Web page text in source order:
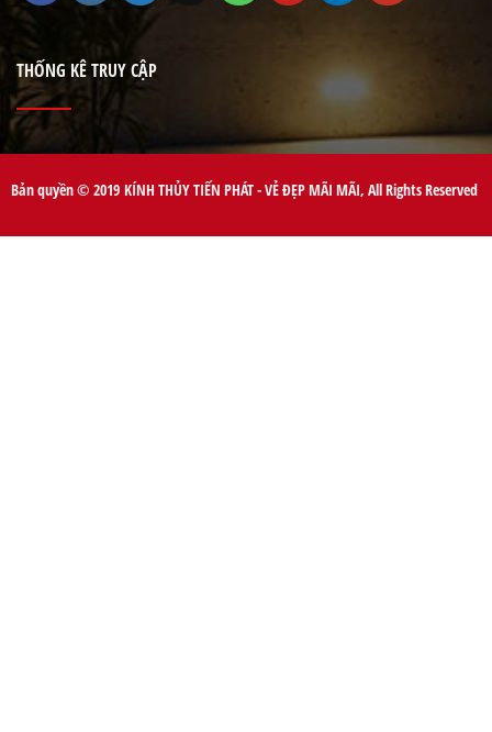
THỐNG KÊ TRUY CẬP
Bản quyền © 2019 KÍNH THỦY TIẾN PHÁT - VẺ ĐẸP MÃI MÃI, All Rights Reserved